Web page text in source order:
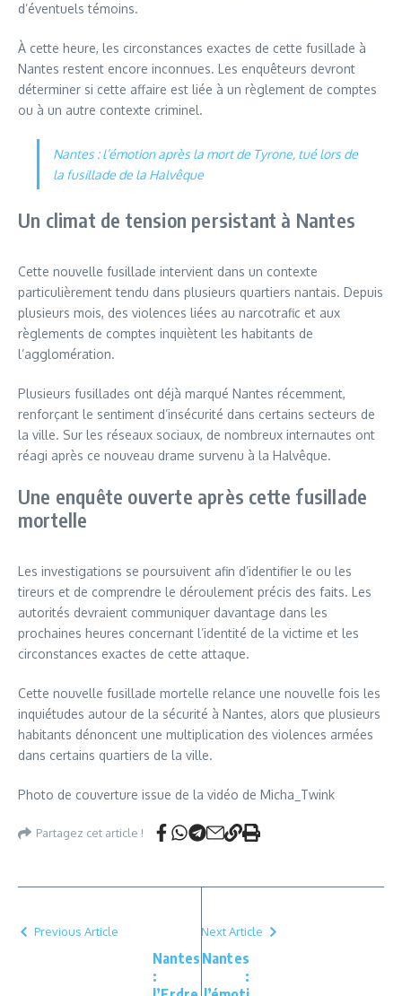
d’éventuels témoins.
À cette heure, les circonstances exactes de cette fusillade à
Nantes restent encore inconnues. Les enquêteurs devront
déterminer si cette affaire est liée à un règlement de comptes
ou à un autre contexte criminel.
Nantes : l’émotion après la mort de Tyrone, tué lors de
la fusillade de la Halvêque
Un climat de tension persistant à Nantes
Cette nouvelle fusillade intervient dans un contexte
particulièrement tendu dans plusieurs quartiers nantais. Depuis
plusieurs mois, des violences liées au narcotrafic et aux
règlements de comptes inquiètent les habitants de
l’agglomération.
Plusieurs fusillades ont déjà marqué Nantes récemment,
renforçant le sentiment d’insécurité dans certains secteurs de
la ville. Sur les réseaux sociaux, de nombreux internautes ont
réagi après ce nouveau drame survenu à la Halvêque.
Une enquête ouverte après cette fusillade
mortelle
Les investigations se poursuivent afin d’identifier le ou les
tireurs et de comprendre le déroulement précis des faits. Les
autorités devraient communiquer davantage dans les
prochaines heures concernant l’identité de la victime et les
circonstances exactes de cette attaque.
Cette nouvelle fusillade mortelle relance une nouvelle fois les
inquiétudes autour de la sécurité à Nantes, alors que plusieurs
habitants dénoncent une multiplication des violences armées
dans certains quartiers de la ville.
Photo de couverture issue de la vidéo de Micha_Twink
Partagez cet article !
Previous Article
Nantes
:
Next Article
Nantes
: